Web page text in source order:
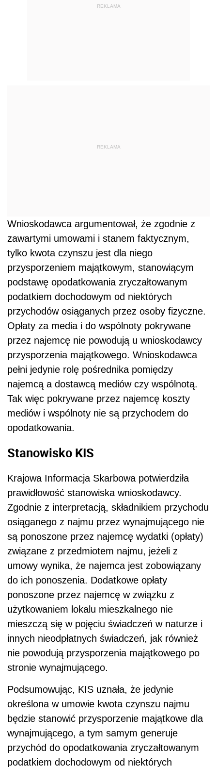
REKLAMA
REKLAMA
Wnioskodawca argumentował, że zgodnie z
zawartymi umowami i stanem faktycznym,
tylko kwota czynszu jest dla niego
przysporzeniem majątkowym, stanowiącym
podstawę opodatkowania zryczałtowanym
podatkiem dochodowym od niektórych
przychodów osiąganych przez osoby fizyczne.
Opłaty za media i do wspólnoty pokrywane
przez najemcę nie powodują u wnioskodawcy
przysporzenia majątkowego. Wnioskodawca
pełni jedynie rolę pośrednika pomiędzy
najemcą a dostawcą mediów czy wspólnotą.
Tak więc pokrywane przez najemcę koszty
mediów i wspólnoty nie są przychodem do
opodatkowania.
Stanowisko KIS
Krajowa Informacja Skarbowa potwierdziła
prawidłowość stanowiska wnioskodawcy.
Zgodnie z interpretacją, składnikiem przychodu
osiąganego z najmu przez wynajmującego nie
są ponoszone przez najemcę wydatki (opłaty)
związane z przedmiotem najmu, jeżeli z
umowy wynika, że najemca jest zobowiązany
do ich ponoszenia. Dodatkowe opłaty
ponoszone przez najemcę w związku z
użytkowaniem lokalu mieszkalnego nie
mieszczą się w pojęciu świadczeń w naturze i
innych nieodpłatnych świadczeń, jak również
nie powodują przysporzenia majątkowego po
stronie wynajmującego.
Podsumowując, KIS uznała, że jedynie
określona w umowie kwota czynszu najmu
będzie stanowić przysporzenie majątkowe dla
wynajmującego, a tym samym generuje
przychód do opodatkowania zryczałtowanym
podatkiem dochodowym od niektórych